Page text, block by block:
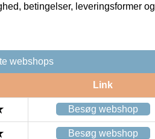
betingelser, leveringsformer og
webshops
Link
Besøg webshop
Besøg webshop